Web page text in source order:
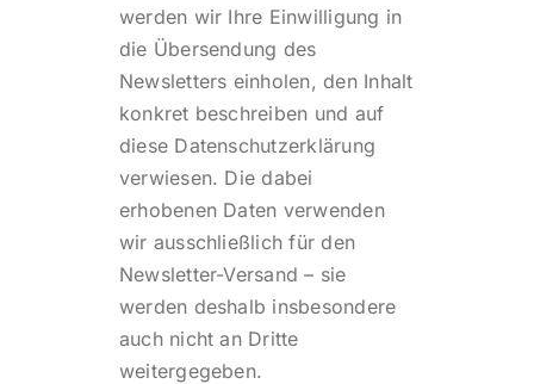
werden wir Ihre Einwilligung in
die Übersendung des
Newsletters einholen, den Inhalt
konkret beschreiben und auf
diese Datenschutzerklärung
verwiesen. Die dabei
erhobenen Daten verwenden
wir ausschließlich für den
Newsletter-Versand – sie
werden deshalb insbesondere
auch nicht an Dritte
weitergegeben.